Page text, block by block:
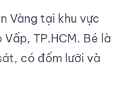
TP.HCM. Bé là
có đốm lưỡi và